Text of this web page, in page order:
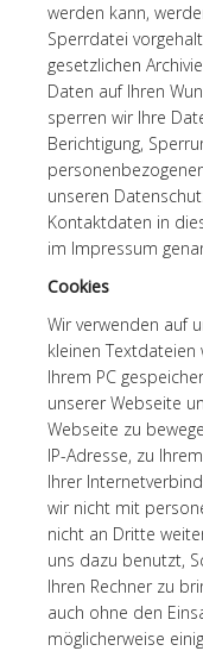
werden kann,
Sperrdatei
gesetzlichen
Daten auf Ihren
sperren wir Ihre
Berichtigung,
unseren
Kontaktdaten in
im Impressum
Cookies
Wir verwenden auf
kleinen
Ihrem PC
unserer Webseite
Webseite zu
IP-Adresse, zu
Ihrer
wir nicht mit
nicht an Dritte
uns dazu benutzt,
Ihren Rechner zu
auch ohne den
möglicherweise